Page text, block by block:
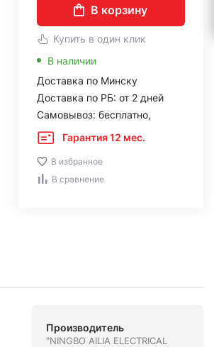
В корзину
Купить в один клик
В наличии
Доставка по Минску
Доставка по РБ: от 2 дней
Самовывоз: бесплатно,
Гарантия 12 мес.
В избранное
В сравнение
Производитель
"NINGBO AILIA ELECTRICAL